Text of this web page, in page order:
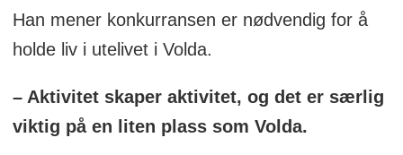
Han mener konkurransen er nødvendig for å
holde liv i utelivet i Volda.
– Aktivitet skaper aktivitet, og det er særlig
viktig på en liten plass som Volda.